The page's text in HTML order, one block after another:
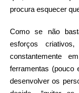
procura esquecer
Como se não
esforços
constantemente
ferramentas (pouco
desenvolver os